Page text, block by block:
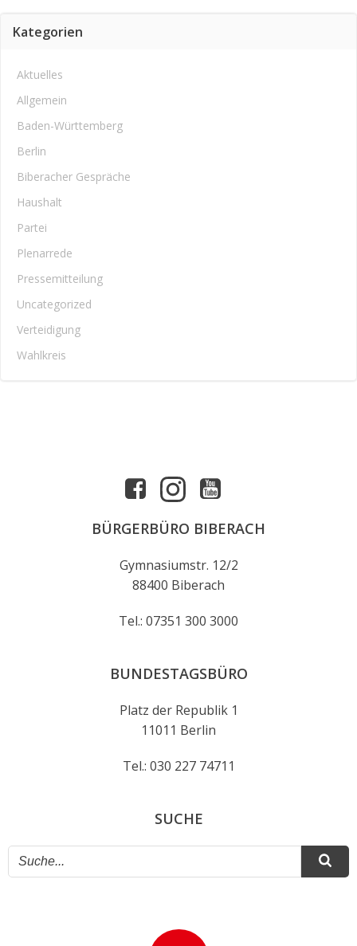
Kategorien
Aktuelles
Allgemein
Baden-Württemberg
Berlin
Biberacher Gespräche
Haushalt
Partei
Plenarrede
Pressemitteilung
Uncategorized
Verteidigung
Wahlkreis
BÜRGERBÜRO BIBERACH
Gymnasiumstr. 12/2
88400 Biberach
Tel.: 07351 300 3000
BUNDESTAGSBÜRO
Platz der Republik 1
11011 Berlin
Tel.: 030 227 74711
SUCHE